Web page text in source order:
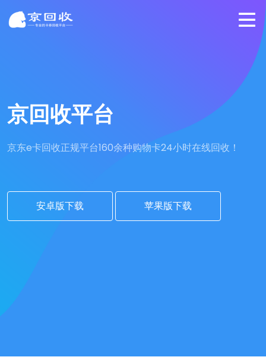
京回收平台
京东e卡回收正规平台160余种购物卡24小时在线回收！
安卓版下载 苹果版下载